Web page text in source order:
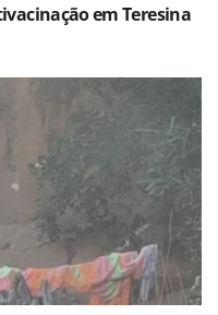
em Teresina